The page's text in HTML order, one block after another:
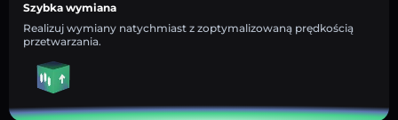
Szybka wymiana
Realizuj wymiany natychmiast z zoptymalizowaną prędkością
przetwarzania.